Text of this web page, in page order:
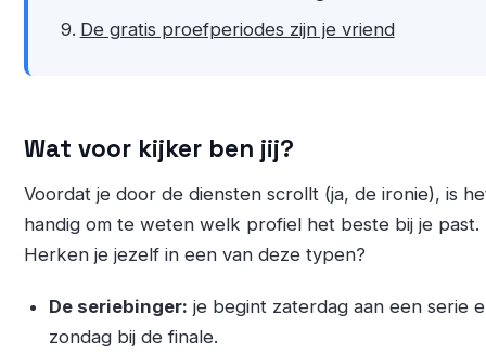
De gratis proefperiodes zijn je vriend
Wat voor kijker ben jij?
Voordat je door de diensten scrollt (ja, de ironie), is
handig om te weten welk profiel het beste bij je past.
Herken je jezelf in een van deze typen?
De seriebinger: je begint zaterdag aan een serie
zondag bij de finale.